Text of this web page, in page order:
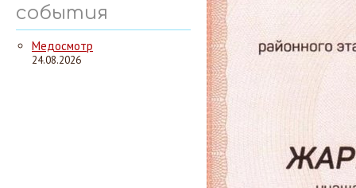
события
Медосмотр
24.08.2026